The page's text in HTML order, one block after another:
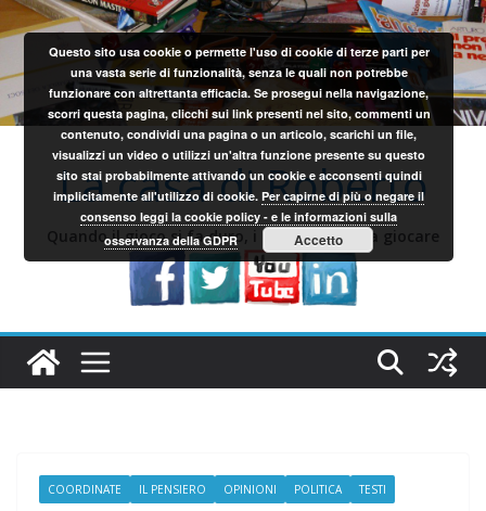
Salta
al
contenuto
La casa di Roberto
Quando il gioco si fa duro, i sardi iniziano a giocare
COORDINATE IL PENSIERO OPINIONI POLITICA TESTI
Questo sito usa cookie o permette l'uso di cookie di terze parti per
una vasta serie di funzionalità, senza le quali non potrebbe
funzionare con altrettanta efficacia. Se prosegui nella navigazione,
scorri questa pagina, clicchi sui link presenti nel sito, commenti un
contenuto, condividi una pagina o un articolo, scarichi un file,
visualizzi un video o utilizzi un'altra funzione presente su questo
sito stai probabilmente attivando un cookie e acconsenti quindi
implicitamente all'utilizzo di cookie.Per capirne di più o negare il
consenso leggi la cookie policy - e le informazioni sulla
osservanza della GDPR
Accetto